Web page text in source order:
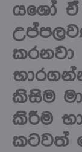
යශෝ ඒ
කරනවා
කිසිම
කිරීම
කටවත්